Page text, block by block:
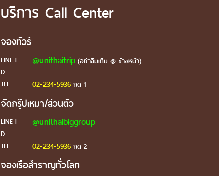
บริการ Call Center
จองทัวร์
LINE I
D
@unithaitrip(อย่าลืมเติม @ ข้างหน้า)
TEL 02-234-5936กด 1
จัดกรุ๊ปเหมา/ส่วนตัว
LINE I
D
@unithaibiggroup
TEL 02-234-5936กด 2
จองเรือสำราญทั่วโลก